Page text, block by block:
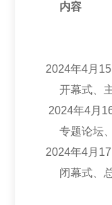
内容
开幕式、
专题论坛
闭幕式、